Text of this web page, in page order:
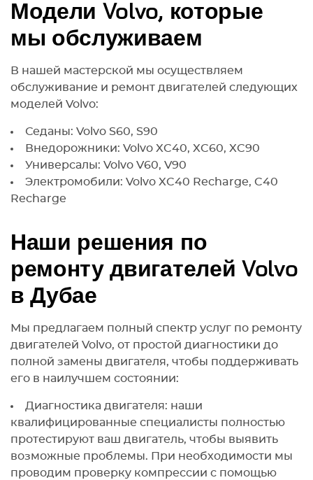
Модели Volvo, которые
мы обслуживаем
В нашей мастерской мы осуществляем
обслуживание и ремонт двигателей следующих
моделей Volvo:
Седаны: Volvo S60, S90
Внедорожники: Volvo XC40, XC60, XC90
Универсалы: Volvo V60, V90
Электромобили: Volvo XC40 Recharge, C40
Recharge
Наши решения по
ремонту двигателей Volvo
в Дубае
Мы предлагаем полный спектр услуг по ремонту
двигателей Volvo, от простой диагностики до
полной замены двигателя, чтобы поддерживать
его в наилучшем состоянии:
Диагностика двигателя: наши
квалифицированные специалисты полностью
протестируют ваш двигатель, чтобы выявить
возможные проблемы. При необходимости мы
проводим проверку компрессии с помощью